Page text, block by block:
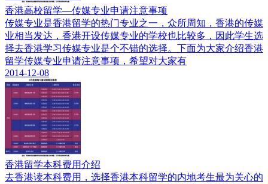
香港高校留学—传媒专业申请注意事项
传媒专业是香港留学的热门专业之一，众所周知，香港的传媒
业相当发达，香港开设传媒专业的学校也比较多，因此学生选
择去香港学习传媒专业是个不错的选择。下面为大家介绍香港
留学传媒专业申请注意事项，希望对大家有
2014-12-08
香港留学本科费用介绍
去香港读本科费用，选择香港本科留学的内地考生最为关心的